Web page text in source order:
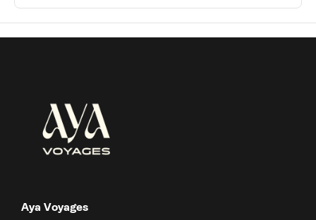
Aya Voyages